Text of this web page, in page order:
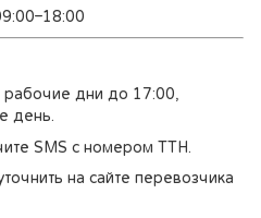
дни до 17:00,
день.
SMS с номером ТТН.
на сайте перевозчика